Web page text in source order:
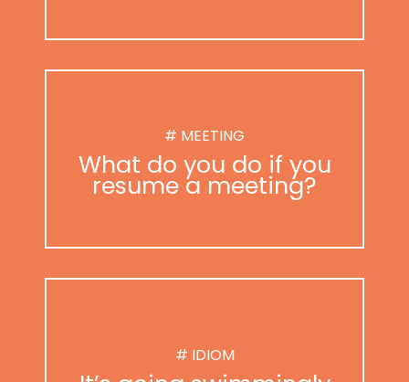
# MEETING
What do you do if you
resume a meeting?
# IDIOM